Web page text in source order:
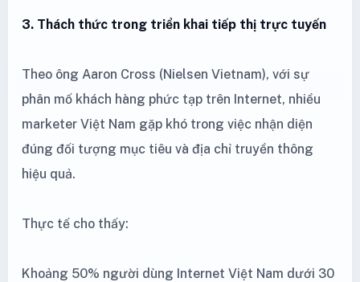
3. Thách thức trong triển khai tiếp thị trực tuyến
Theo ông Aaron Cross (Nielsen Vietnam), với sự
phân mố khách hàng phức tạp trên Internet, nhiều
marketer Việt Nam gặp khó trong việc nhận diện
đúng đối tượng mục tiêu và địa chỉ truyền thông
hiệu quả.
Thực tế cho thấy:
Khoảng 50% người dùng Internet Việt Nam dưới 30